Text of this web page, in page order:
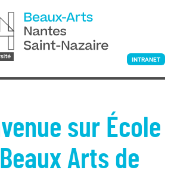
INTRANET
sur École
Arts de